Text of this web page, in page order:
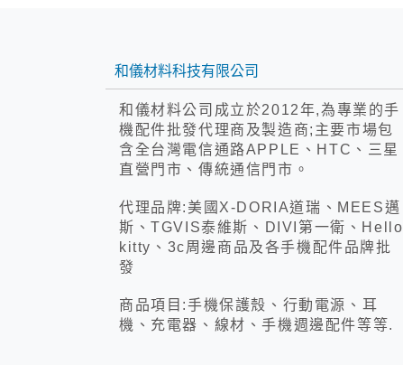
和儀材料科技有限公司
和儀材料公司成立於2012年,為專業的手
機配件批發代理商及製造商;主要市場包
含全台灣電信通路APPLE、HTC、三星
直營門市、傳統通信門市。
代理品牌:美國X-DORIA道瑞、MEES邁
斯、TGVIS泰維斯、DIVI第一衛、Hello
kitty、3c周邊商品及各手機配件品牌批
發
商品項目:手機保護殼、行動電源、耳
機、充電器、線材、手機週邊配件等等.